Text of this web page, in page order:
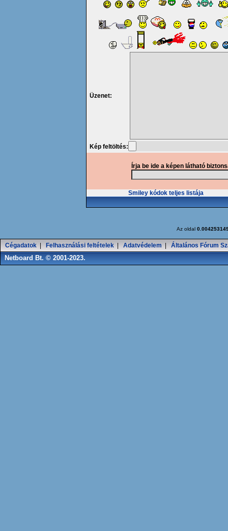
Üzenet:
Kép feltöltés:
Írja be ide a képen látható
Smiley kódok teljes listája
Az oldal
Cégadatok Felhasználási feltételek Adatvédelem Általános Fórum
Netboard Bt. © 2001-2023.